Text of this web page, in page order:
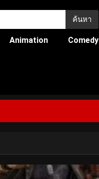
ค้นหา
Animation Comedy